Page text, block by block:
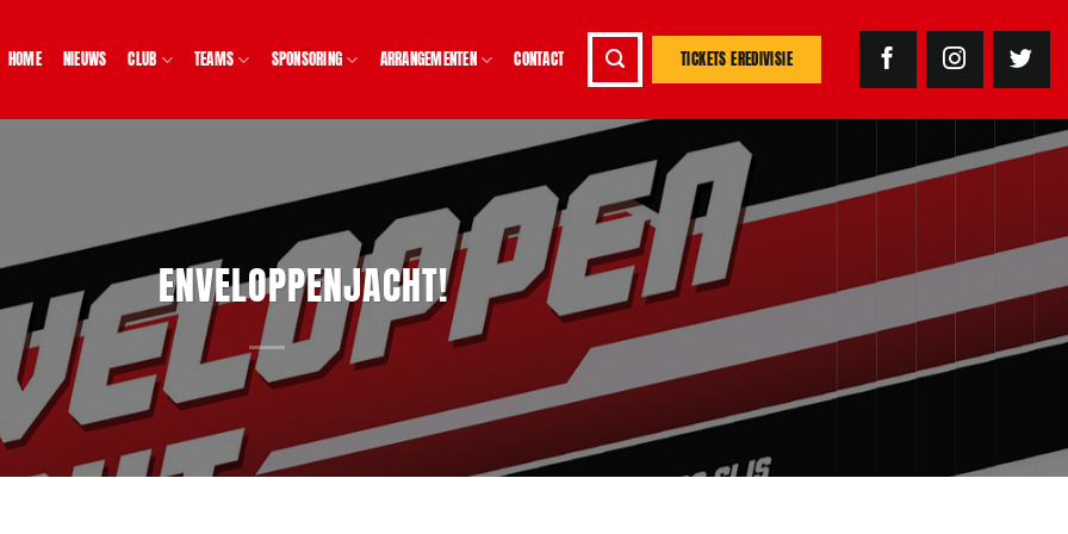
HOME NIEUWS CLUB TEAMS SPONSORING ARRANGEMENTEN CONTACT TICKETS EREDIVISIE
ENVELOPPENJACHT!